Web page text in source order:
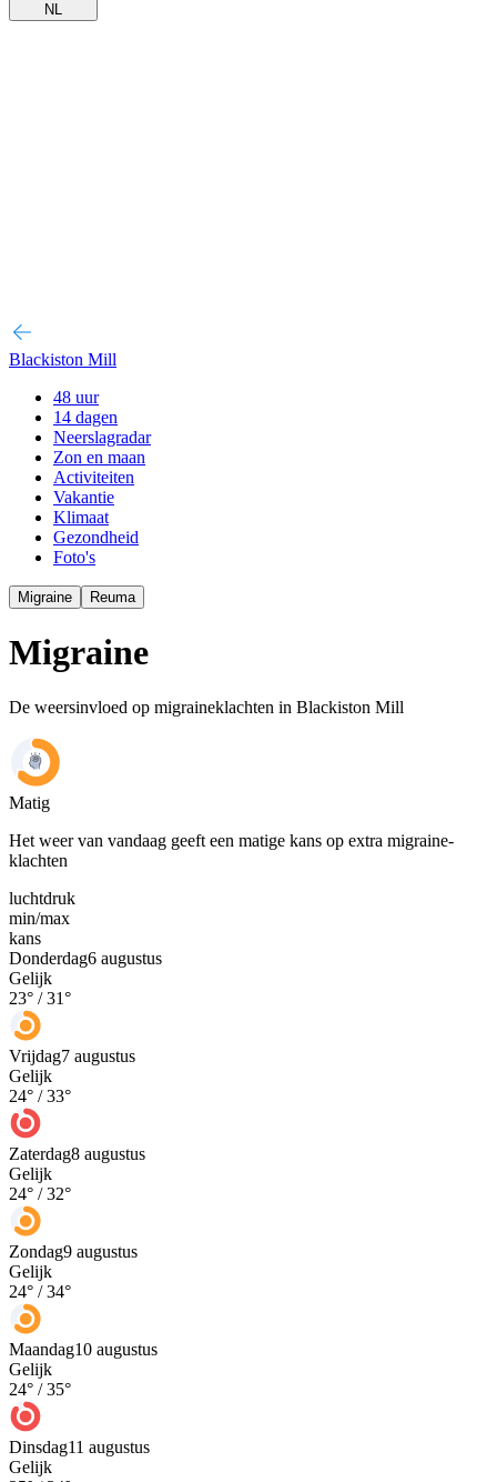
NL
Blackiston Mill
48 uur
14 dagen
Neerslagradar
Zon en maan
Activiteiten
Vakantie
Klimaat
Gezondheid
Foto's
Migraine Reuma
Migraine
De weersinvloed op migraineklachten in Blackiston Mill
Matig
Het weer van vandaag geeft een matige kans op extra migraine-
klachten
luchtdruk
min/max
kans
Donderdag6 augustus
Gelijk
23° /31°
Vrijdag7 augustus
Gelijk
24° /33°
Zaterdag8 augustus
Gelijk
24° /32°
Zondag9 augustus
Gelijk
24° /34°
Maandag10 augustus
Gelijk
24° /35°
Dinsdag11 augustus
Gelijk